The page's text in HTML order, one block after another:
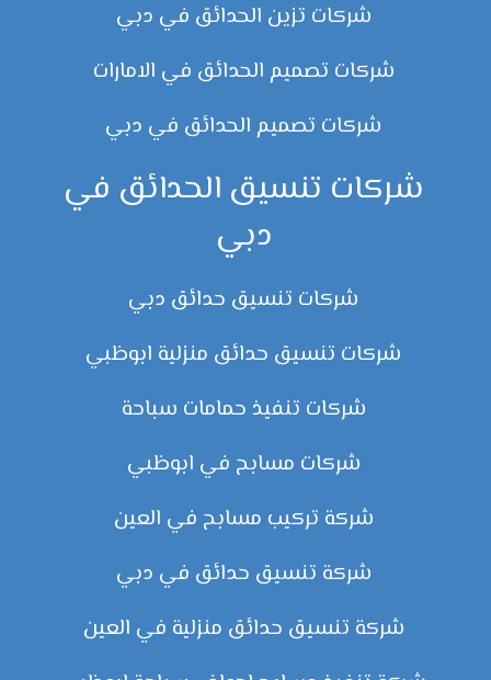
شركات تزين الحدائق في دبي
شركات تصميم الحدائق في الامارات
شركات تصميم الحدائق في دبي
شركات تنسيق الحدائق في
دبي
شركات تنسيق حدائق دبي
شركات تنسيق حدائق منزلية ابوظبي
شركات تنفيذ حمامات سباحة
شركات مسابح في ابوظبي
شركة تركيب مسابح في العين
شركة تنسيق حدائق في دبي
شركة تنسيق حدائق منزلية في العين